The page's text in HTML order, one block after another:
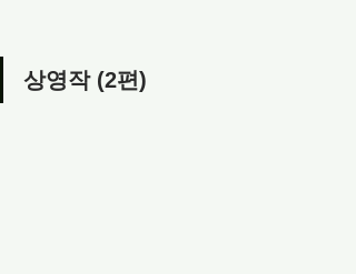
상영작 (2편)